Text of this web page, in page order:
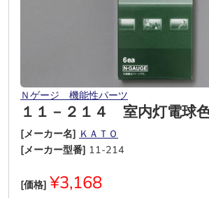
Ｎゲージ 機能性パーツ
１１－２１４ 室内灯電球
[メーカー名] ＫＡＴＯ
[メーカー型番] 11-214
[価格] ¥3,168